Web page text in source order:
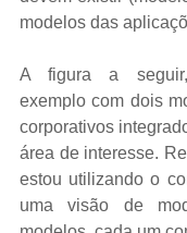
modelos das
A figura a
exemplo com dois
corporativos
área de interesse.
estou utilizando o
uma visão de